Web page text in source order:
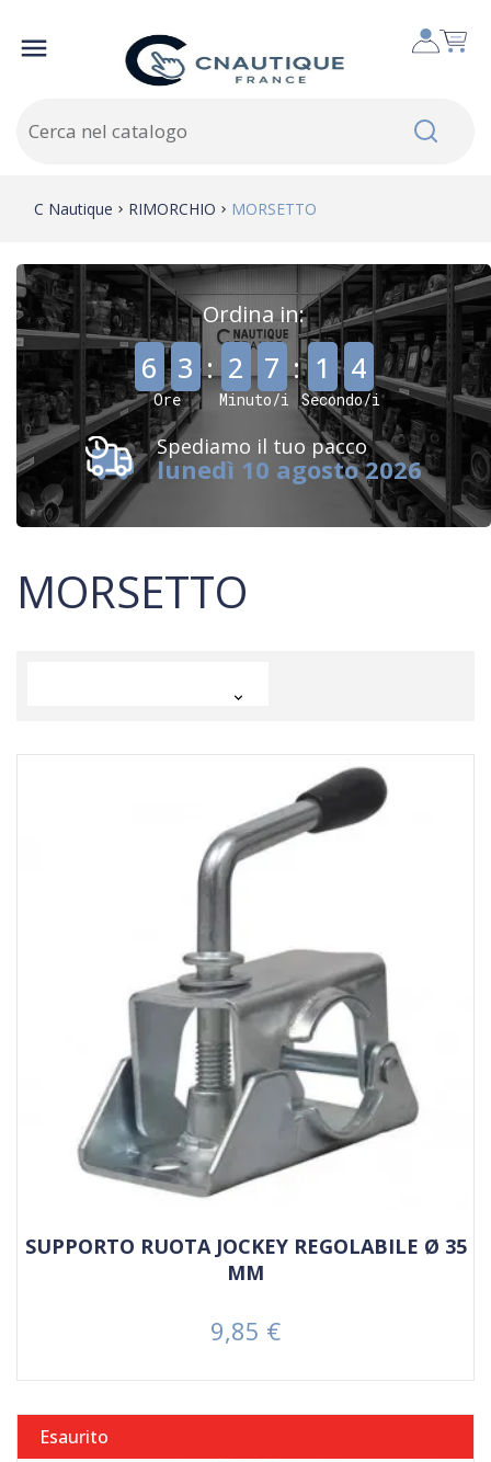

C Nautique RIMORCHIO MORSETTO
Ordina in:
6 3 :
Ore
2 7 :
Minuto/i
, 1 4
Secondo/i
Spediamo il tuo pacco
lunedì 10 agosto 2026
MORSETTO

SUPPORTO RUOTA JOCKEY REGOLABILE Ø 35
MM
Prezzo
9,85 €
Esaurito